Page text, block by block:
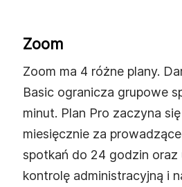
Zoom
Zoom ma 4 różne plany.
Basic ogranicza grupowe
minut. Plan Pro zaczyna
miesięcznie za
spotkań do 24 godzin oraz
kontrolę administracyjną i